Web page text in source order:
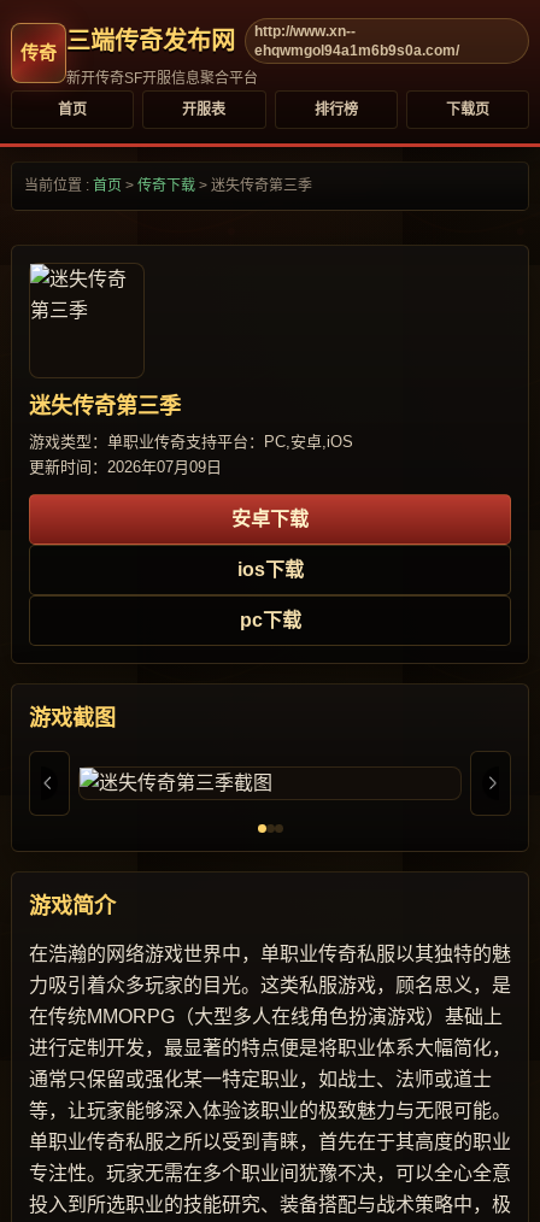
三端传奇发布网
http://www.xn--
ehqwmgol94a1m6b9s0a.com/
新开传奇SF开服信息聚合平台
首页
开服表 排行榜 下载页
当前位置 : 首页 > 传奇下载 > 迷失传奇第三季
迷失传奇第三季
游戏类型：单职业传奇支持平台：PC,安卓,iOS
更新时间：2026年07月09日
安卓下载
ios下载
pc下载
游戏截图
游戏简介
在浩瀚的网络游戏世界中，单职业传奇私服以其独特的魅
力吸引着众多玩家的目光。这类私服游戏，顾名思义，是
在传统MMORPG（大型多人在线角色扮演游戏）基础上
进行定制开发，最显著的特点便是将职业体系大幅简化，
通常只保留或强化某一特定职业，如战士、法师或道士
等，让玩家能够深入体验该职业的极致魅力与无限可能。
单职业传奇私服之所以受到青睐，首先在于其高度的职业
专注性。玩家无需在多个职业间犹豫不决，可以全心全意
投入到所选职业的技能研究、装备搭配与战术策略中，极